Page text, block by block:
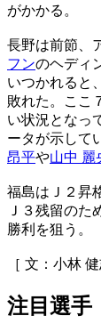
がかかる。
長野は前節、
フンのヘディ
いつかれると
敗れた。ここ
い状況となっ
ータが示して
昂平や山中 麗
福島はＪ２昇
Ｊ３残留の
勝利を狙う。
［ 文：小林 健
注目選手